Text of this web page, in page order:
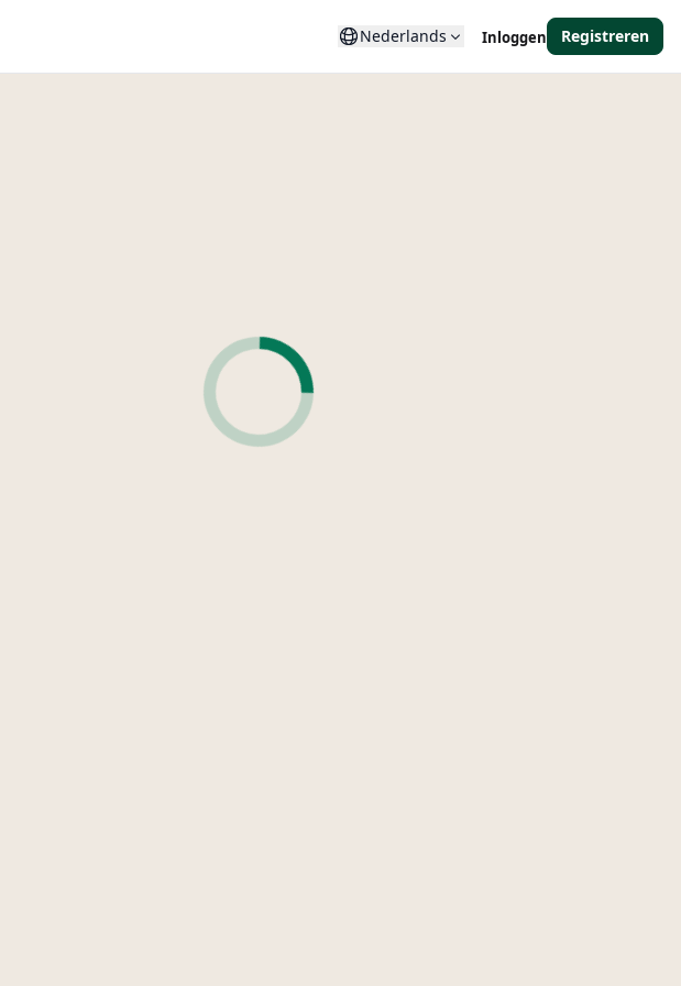
Nederlands Inloggen Registreren